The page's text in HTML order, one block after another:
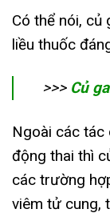
Có thể nói, củ
liều thuốc
>>> Củ
Ngoài các tác
động thai thì
các trường
viêm tử cung,